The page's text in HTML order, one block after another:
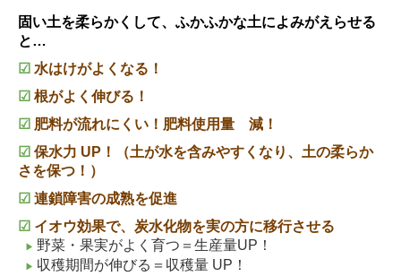
固い土を柔らかくして、ふかふかな土によみがえらせる
と…
☑ 水はけがよくなる！
☑ 根がよく伸びる！
☑ 肥料が流れにくい！肥料使用量 減！
☑ 保水力 UP！（土が水を含みやすくなり、土の柔らか
さを保つ！）
☑ 連鎖障害の成熟を促進
☑ イオウ効果で、炭水化物を実の方に移行させる
▶ 野菜・果実がよく育つ＝生産量UP！
▶ 収穫期間が伸びる ＝収穫量 UP！